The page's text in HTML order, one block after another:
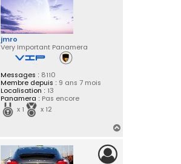
jmro
Very Important Panamera
Messages : 8110
Membre depuis : 9 ans 7 mois
Localisation : 13
Panamera : Pas encore
x 1
x 12